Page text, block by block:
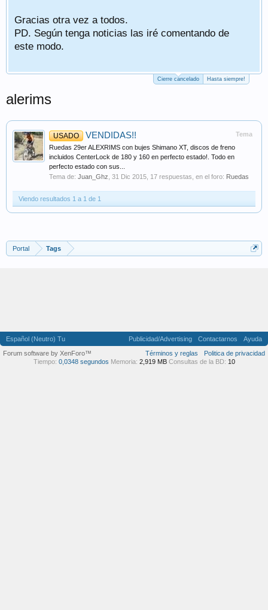
Gracias otra vez a todos.
PD. Según tenga noticias las iré comentando de
este modo.
Cierre cancelado Hasta siempre!
alerims
Tema
USADO VENDIDAS!!
Ruedas 29er ALEXRIMS con bujes Shimano XT, discos de freno
incluidos CenterLock de 180 y 160 en perfecto estado!. Todo en
perfecto estado con sus...
Tema de: Juan_Ghz 31 Dic 2015 , 17 respuestas, en el foro: Ruedas
Viendo resultados 1 a 1 de 1
Portal Tags
Español (Neutro) Tu Publicidad/Advertising Contactarnos
Ayuda
Términos y reglas
Politica de privacidad
Forum software by XenForo™
Tiempo: 0,0348 segundos Memoria: 2,919 MB Consultas de la BD: 10